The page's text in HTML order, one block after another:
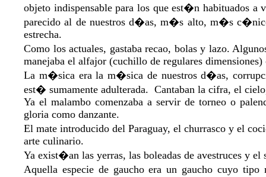
objeto indispensable para los que est�n habituados a
parecido al de nuestros d�as, m�s alto, m�s
estrecha.
Como los actuales, gastaba recao, bolas y lazo.
manejaba el alfajor (cuchillo de regulares
La m�sica era la m�sica de nuestros d�as,
est� sumamente adulterada. Cantaban la cifra, el
Ya el malambo comenzaba a servir de torneo o
gloria como danzante.
El mate introducido del Paraguay, el churrasco y el
arte culinario.
Ya exist�an las yerras, las boleadas de avestruces y
Aquella especie de gaucho era un gaucho cuyo